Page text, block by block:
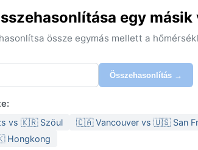
egy másik
össze egymás mellett a
Összehasonlítás →
vs 🇰🇷 Szöul 🇨🇦 Vancouver vs 🇺🇸 San